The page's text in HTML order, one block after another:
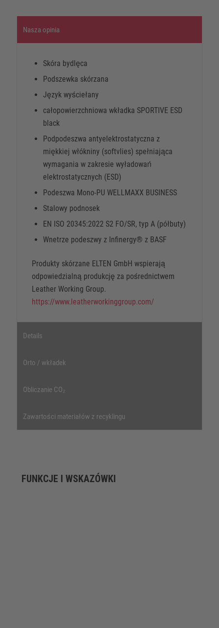
Nasza opinia
Skóra bydlęca
Podszewka skórzana
Język wyściełany
całopowierzchniowa wkładka SPORTIVE ESD
black
Podpodeszwa antyelektrostatyczna z
miękkiej włókniny (softvlies) spełniająca
wymagania w zakresie wyładowań
elektrostatycznych (ESD)
Podeszwa Mono-PU WELLMAXX BUSINESS
Stalowy podnosek
EN ISO 20345:2022 S2 FO/SR, typ A (półbuty)
Wnetrze podeszwy z Infinergy® z BASF
Produkty skórzane ELTEN GmbH wspierają
odpowiedzialną produkcję za pośrednictwem
Leather Working Group.
https://www.leatherworkinggroup.com/
Details
Orto / wkładek
Obliczanie CO₂
Zawartości materiałów z recyklingu
FUNKCJE I WSKAZÓWKI